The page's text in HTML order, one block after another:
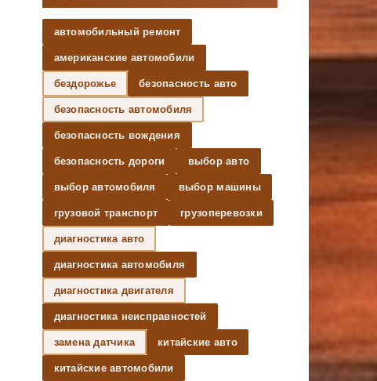
автомобильный ремонт
американские автомобили
бездорожье безопасность авто
безопасность автомобиля
безопасность вождения
безопасность дороги выбор авто
выбор автомобиля выбор машины
грузовой транспорт грузоперевозки
диагностика авто
диагностика автомобиля
диагностика двигателя
диагностика неисправностей
замена датчика китайские авто
китайские автомобили